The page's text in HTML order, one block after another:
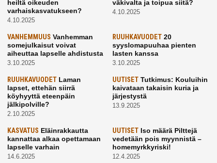
heiltä oikeuden
varhaiskasvatukseen?
4.10.2025
väkivalta ja toipua siitä?
4.10.2025
VANHEMMUUS Vanhemman
somejulkaisut voivat
aiheuttaa lapselle ahdistusta
3.10.2025
RUUHKAVUODET20
syyslomapuuhaa pienten
lasten kanssa
3.10.2025
RUUHKAVUODET Laman
lapset, ettehän siirrä
köyhyyttä eteenpäin
jälkipolville?
2.10.2025
UUTISETTutkimus: Kouluihin
kaivataan takaisin kuria ja
järjestystä
13.9.2025
KASVATUS Eläinrakkautta
kannattaa alkaa opettamaan
lapselle varhain
14.6.2025
UUTISETIso määrä Pilttejä
vedetään pois myynnistä –
homemyrkkyriski!
12.4.2025